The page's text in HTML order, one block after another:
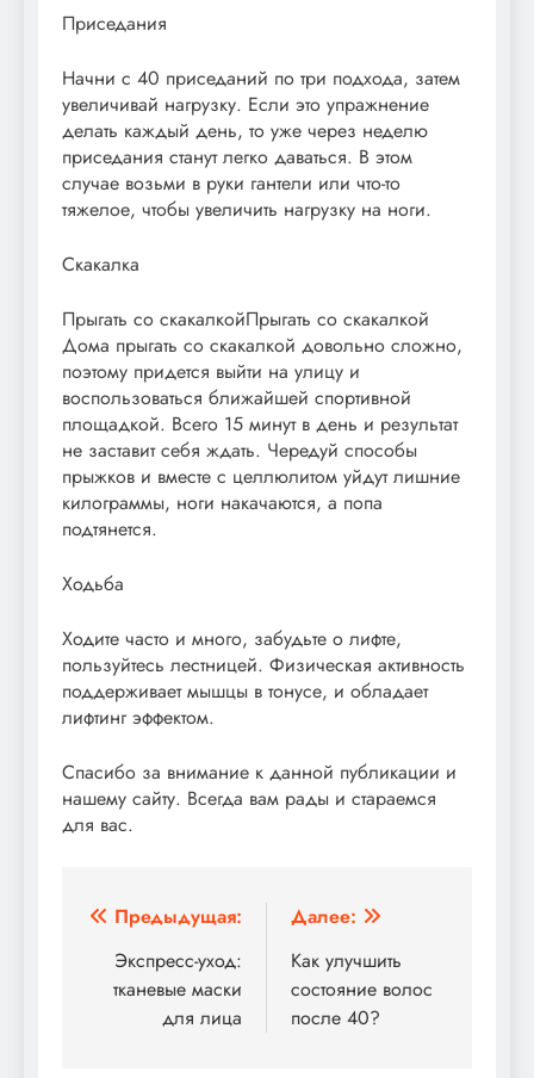
Приседания
Начни с 40 приседаний по три подхода, затем
увеличивай нагрузку. Если это упражнение
делать каждый день, то уже через неделю
приседания станут легко даваться. В этом
случае возьми в руки гантели или что-то
тяжелое, чтобы увеличить нагрузку на ноги.
Скакалка
Прыгать со скакалкойПрыгать со скакалкой
Дома прыгать со скакалкой довольно сложно,
поэтому придется выйти на улицу и
воспользоваться ближайшей спортивной
площадкой. Всего 15 минут в день и результат
не заставит себя ждать. Чередуй способы
прыжков и вместе с целлюлитом уйдут лишние
килограммы, ноги накачаются, а попа
подтянется.
Ходьба
Ходите часто и много, забудьте о лифте,
пользуйтесь лестницей. Физическая активность
поддерживает мышцы в тонусе, и обладает
лифтинг эффектом.
Спасибо за внимание к данной публикации и
нашему сайту. Всегда вам рады и стараемся
для вас.
Навигация
по
записям
Предыдущая:
Экспресс-уход:
тканевые маски
для лица
Далее:
Как улучшить
состояние волос
после 40?